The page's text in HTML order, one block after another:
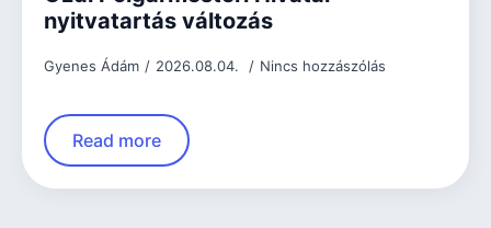
nyitvatartás változás
Gyenes Ádám 2026.08.04. Nincs hozzászólás
Read more